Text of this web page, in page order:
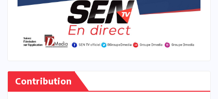
Contribution